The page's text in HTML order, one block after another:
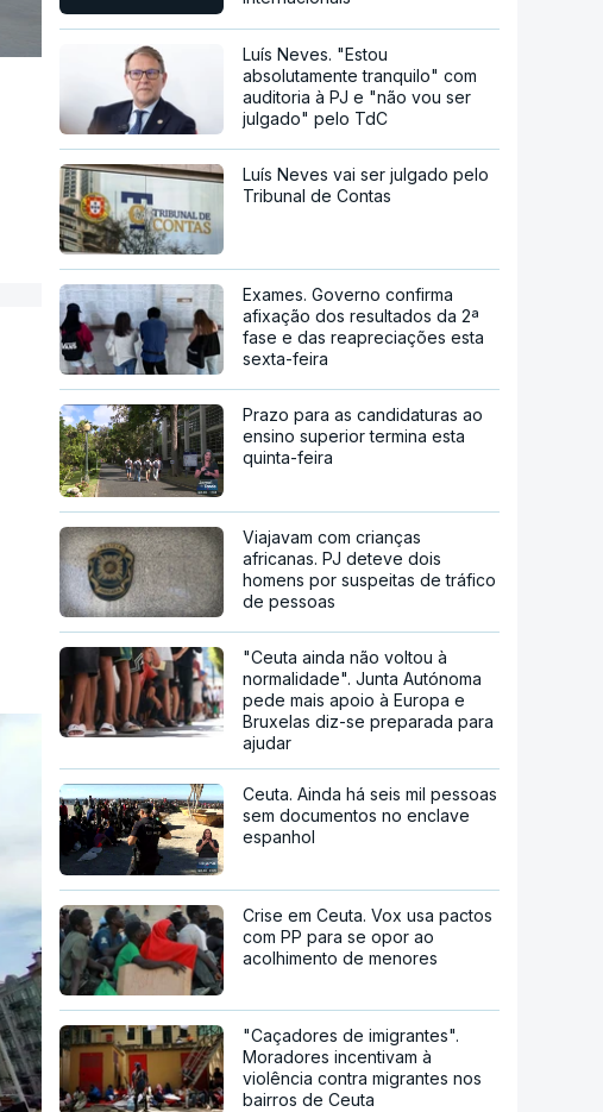
Luís Neves. "Estou
absolutamente tranquilo" com
auditoria à PJ e "não vou ser
julgado" pelo TdC
Luís Neves vai ser julgado pelo
Tribunal de Contas
Exames. Governo confirma
afixação dos resultados da 2ª
fase e das reapreciações esta
sexta-feira
Prazo para as candidaturas ao
ensino superior termina esta
quinta-feira
Viajavam com crianças
africanas. PJ deteve dois
homens por suspeitas de tráfico
de pessoas
"Ceuta ainda não voltou à
normalidade". Junta Autónoma
pede mais apoio à Europa e
Bruxelas diz-se preparada para
ajudar
Ceuta. Ainda há seis mil pessoas
sem documentos no enclave
espanhol
Crise em Ceuta. Vox usa pactos
com PP para se opor ao
acolhimento de menores
"Caçadores de imigrantes".
Moradores incentivam à
violência contra migrantes nos
bairros de Ceuta